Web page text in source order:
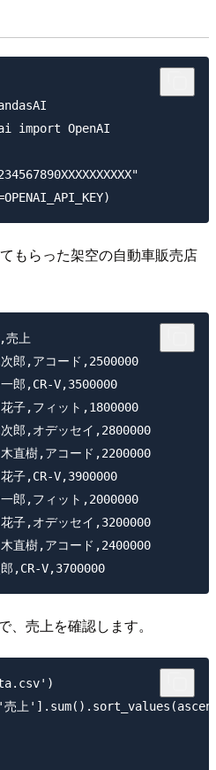
import OpenAI
もらった架空の自動車販売店
売上
郎,アコード,2500000
郎,CR-V,3500000
子,フィット,1800000
郎,オデッセイ,2800000
直樹,アコード,2200000
子,CR-V,3900000
郎,フィット,2000000
子,オデッセイ,3200000
直樹,アコード,2400000
売上を確認します。
上